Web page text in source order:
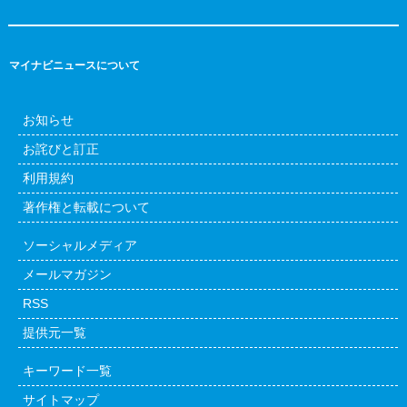
マイナビニュースについて
お知らせ
お詫びと訂正
利用規約
著作権と転載について
ソーシャルメディア
メールマガジン
RSS
提供元一覧
キーワード一覧
サイトマップ